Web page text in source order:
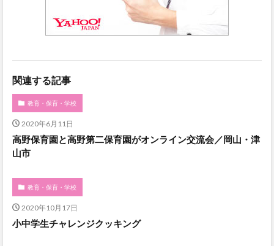
関連する記事
教育・保育・学校
2020年6月11日
高野保育園と高野第二保育園がオンライン交流会／岡山・津
山市
教育・保育・学校
2020年10月17日
小中学生チャレンジクッキング